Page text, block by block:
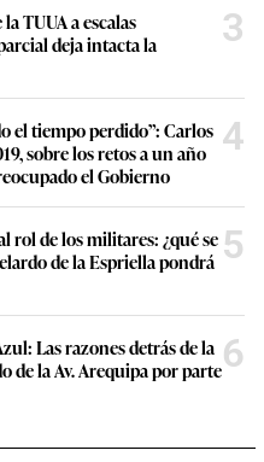
TUUA a escalas
deja intacta la
3
el tiempo perdido”: Carlos
sobre los retos a un año
el Gobierno
4
rol de los militares: ¿qué se
de la Espriella pondrá 5
Las razones detrás de la
de la Av. Arequipa por parte6